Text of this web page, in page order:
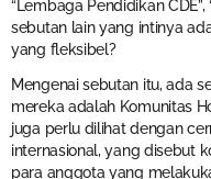
“Lembaga Pendidikan
sebutan lain yang intinya
yang fleksibel?
Mengenai sebutan itu, ada
mereka adalah Komunitas
juga perlu dilihat dengan
internasional, yang disebut
para anggota yang